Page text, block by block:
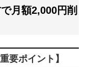
月額2,000円削
要ポイント】